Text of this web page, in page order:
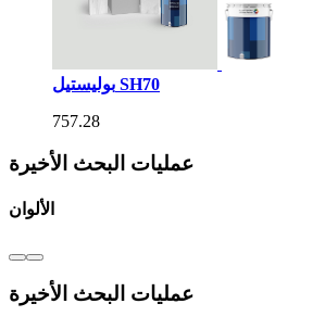
بوليستيل SH70
757.28
عمليات البحث الأخيرة
الألوان
عمليات البحث الأخيرة